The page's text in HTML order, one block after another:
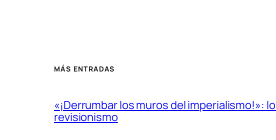
MÁS ENTRADAS
«¡Derrumbar los muros del imperialismo!»:
revisionismo